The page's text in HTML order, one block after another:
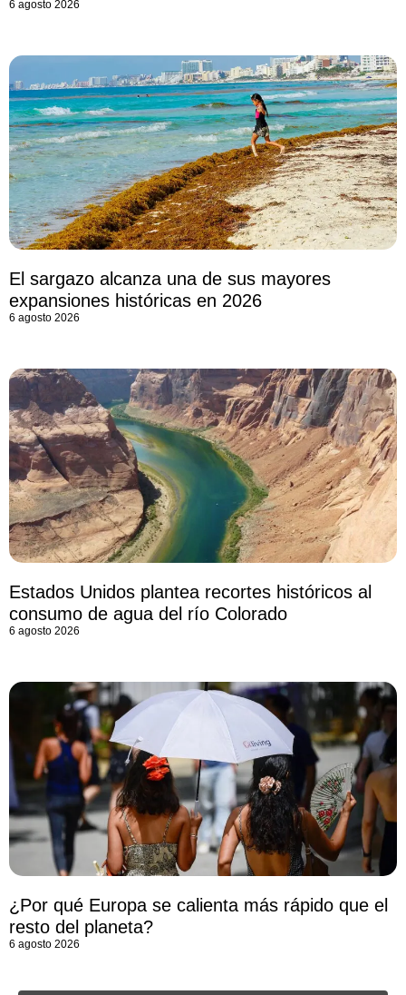
6 agosto 2026
El sargazo alcanza una de sus mayores
expansiones históricas en 2026
6 agosto 2026
Estados Unidos plantea recortes históricos al
consumo de agua del río Colorado
6 agosto 2026
¿Por qué Europa se calienta más rápido que el
resto del planeta?
6 agosto 2026